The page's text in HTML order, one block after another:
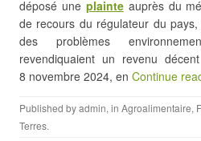
déposé une plainteauprès du
de recours du régulateur du
des problèmes
revendiquaient un revenu
8 novembre 2024, en Continue
Published byadmin, in Agroalimentaire,
Terres.